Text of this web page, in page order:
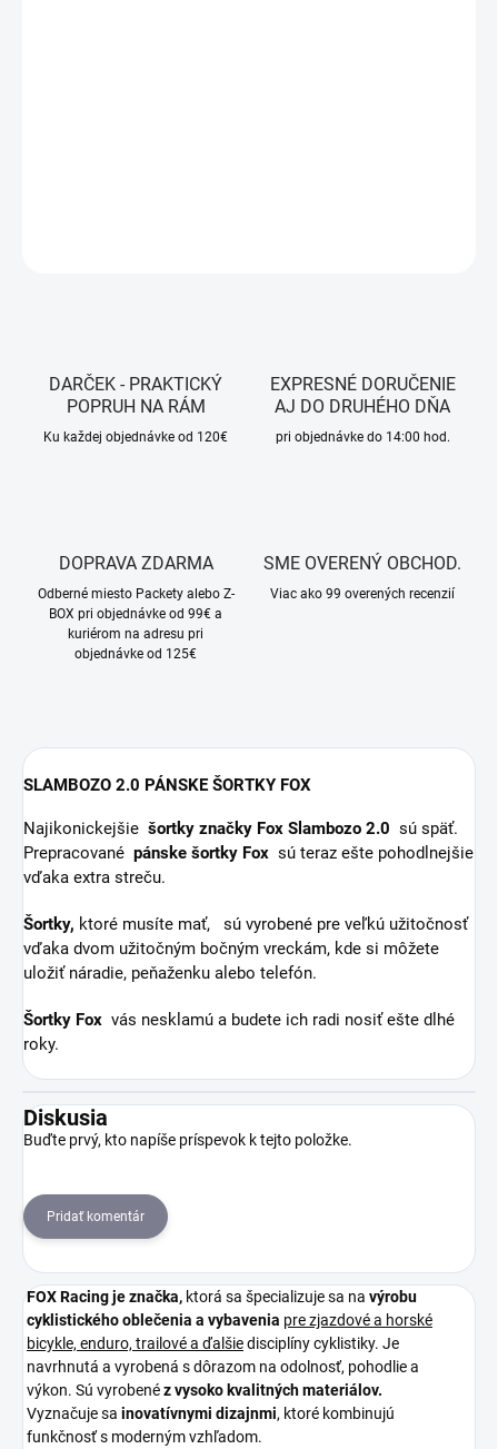
DARČEK - PRAKTICKÝ
POPRUH NA RÁM
Ku každej objednávke od 120€
EXPRESNÉ DORUČENIE
AJ DO DRUHÉHO DŇA
pri objednávke do 14:00 hod.
DOPRAVA ZDARMA
Odberné miesto Packety alebo Z-
BOX pri objednávke od 99€ a
kuriérom na adresu pri
objednávke od 125€
SME OVERENÝ OBCHOD.
Viac ako 99 overených recenzií
SLAMBOZO 2.0 PÁNSKE ŠORTKY FOX
Najikonickejšie šortky značky Fox Slambozo 2.0 sú späť.
Prepracované pánske šortky Fox sú teraz ešte pohodlnejšie
vďaka extra streču.
Šortky, ktoré musíte mať, sú vyrobené pre veľkú užitočnosť
vďaka dvom užitočným bočným vreckám, kde si môžete
uložiť náradie, peňaženku alebo telefón.
Šortky Fox vás nesklamú a budete ich radi nosiť ešte dlhé
roky.
Diskusia
Buďte prvý, kto napíše príspevok k tejto položke.
Pridať komentár
FOX Racing jeznačka, ktorá sa špecializuje sa na výrobu
cyklistického oblečenia a vybavenia pre zjazdové a horské
bicykle, enduro, trailové a ďalšiedisciplíny cyklistiky. Je
navrhnutá a vyrobená s dôrazom na odolnosť, pohodlie a
výkon. Sú vyrobenéz vysoko kvalitných materiálov.
Vyznačuje sa inovatívnymi dizajnmi, ktoré kombinujú
funkčnosť s moderným vzhľadom.